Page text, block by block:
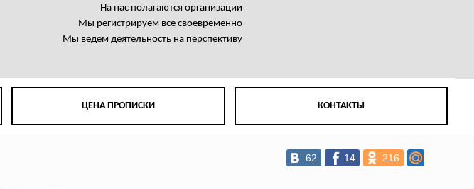
На нас полагаются организации
Мы регистрируем все своевременно
Мы ведем деятельность на перспективу
ЦЕНА ПРОПИСКИ КОНТАКТЫ
62 14 216